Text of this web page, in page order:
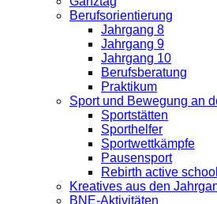
Berufsorientierung
Jahrgang 8
Jahrgang 9
Jahrgang 10
Berufsberatung
Praktikum
Sport und Bewegung an
Sportstätten
Sporthelfer
Sportwettkämpfe
Pausensport
Rebirth active
Kreatives aus den
BNE-Aktivitäten